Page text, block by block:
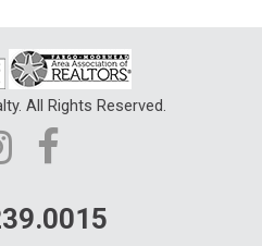
All Rights Reserved.